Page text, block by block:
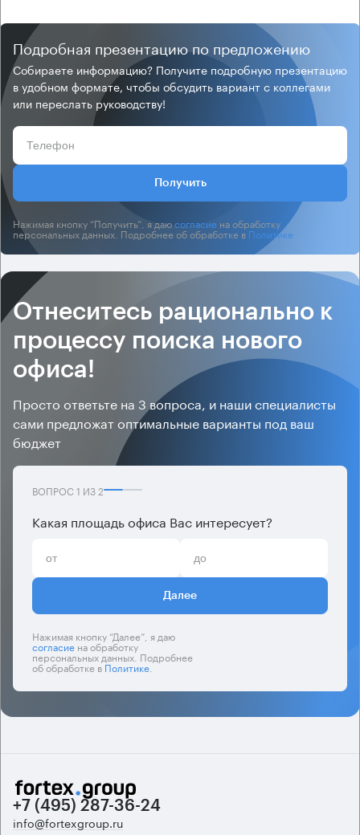
Подробная презентацию по предложению
Собираете информацию? Получите подробную презентацию
в удобном формате, чтобы обсудить вариант с коллегами
или переслать руководству!
Получить
Нажимая кнопку “Получить”, я даюсогласие на обработку
персональных данных. Подробнее об обработке вПолитике
Отнеситесь рационально к
процессу поиска нового
офиса!
Просто ответьте на 3 вопроса, и наши специалисты
сами предложат оптимальные варианты под ваш
бюджет
ВОПРОС 1 ИЗ2
Какая площадь офиса Вас интересует?
Далее
Нажимая кнопку “Далее”, я даю
согласиена обработку
персональных данных. Подробнее
об обработке вПолитике.
+7 (495) 287-36-24
info@fortexgroup.ru